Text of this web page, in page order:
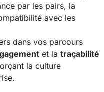
par les pairs, la
avec les
dans vos parcours
et la traçabilité
la culture